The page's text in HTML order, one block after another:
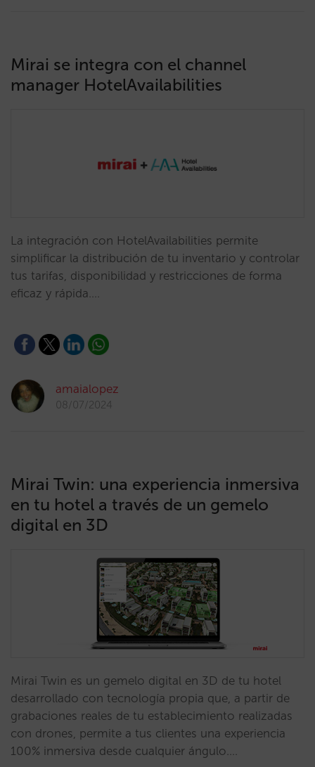
Mirai se integra con el channel
manager HotelAvailabilities
La integración con HotelAvailabilities permite
simplificar la distribución de tu inventario y controlar
tus tarifas, disponibilidad y restricciones de forma
eficaz y rápida.…
amaialopez
08/07/2024
Mirai Twin: una experiencia inmersiva
en tu hotel a través de un gemelo
digital en 3D
Mirai Twin es un gemelo digital en 3D de tu hotel
desarrollado con tecnología propia que, a partir de
grabaciones reales de tu establecimiento realizadas
con drones, permite a tus clientes una experiencia
100% inmersiva desde cualquier ángulo.…